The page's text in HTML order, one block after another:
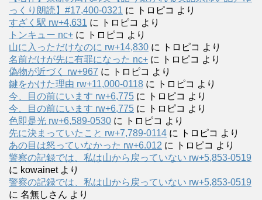
っくり朗読】#17,400-0321 に トロピコ より
すざく駅 rw+4,631 に トロピコ より
トンキュー nc+ に トロピコ より
山に入っただけなのに rw+14,830 に トロピコ より
名前だけが先に有罪になった nc+ に トロピコ より
偽物が近づく rw+967 に トロピコ より
鍵をかけた理由 rw+11,000-0118 に トロピコ より
今、目の前にいます rw+6,775 に トロピコ より
今、目の前にいます rw+6,775 に トロピコ より
色即是光 rw+6,589-0530 に トロピコ より
先に決まっていたこと rw+7,789-0114 に トロピコ より
あの目は怒っていなかった rw+6.012 に トロピコ より
警察の記録では、私は山から戻っていない rw+5,853-0519
に kowainetより
警察の記録では、私は山から戻っていない rw+5,853-0519
に 名無しさん より